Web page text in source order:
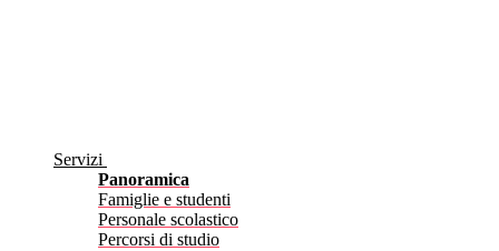
Servizi
Panoramica
Famiglie e studenti
Personale scolastico
Percorsi di studio